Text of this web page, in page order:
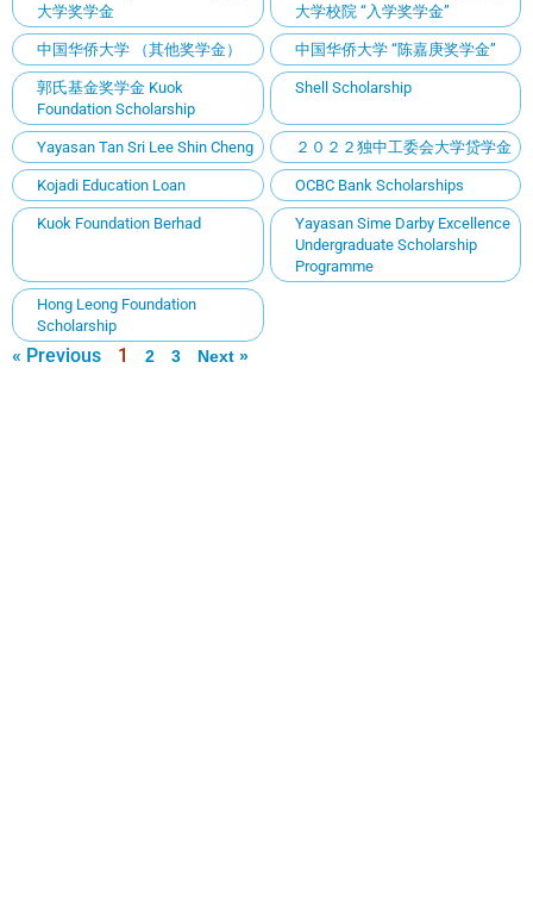
大学奖学金
大学校院 “入学奖学金”
中国华侨大学 （其他奖学金） 中国华侨大学 “陈嘉庚奖学金”
郭氏基金奖学金 Kuok
Foundation Scholarship
Shell Scholarship
Yayasan Tan Sri Lee Shin Cheng ２０２２独中工委会大学贷学金
Kojadi Education Loan OCBC Bank Scholarships
Kuok Foundation Berhad
Yayasan Sime Darby Excellence
Undergraduate Scholarship
Programme
Hong Leong Foundation
Scholarship
« Previous 1 2 3 Next »